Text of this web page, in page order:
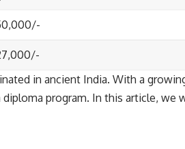
in ancient India. With a
program. In this article,